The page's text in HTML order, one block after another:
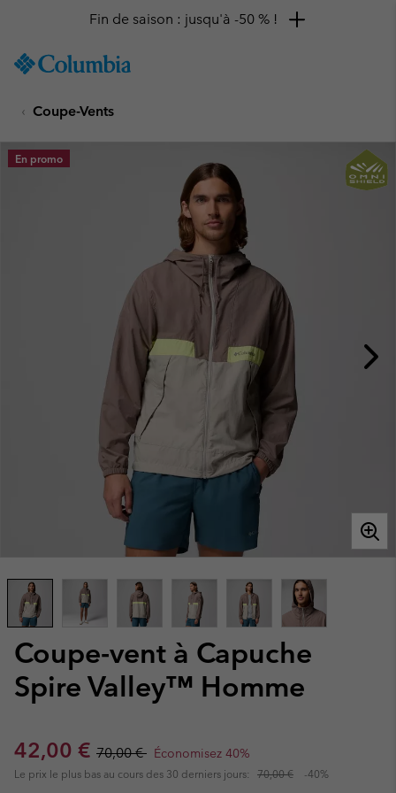
TO
SKIP
MAIN
NAV
Fin de saison : jusqu'à -50 % !
Coupe-Vents
Coupe-vent à Capuche
Spire Valley™ Homme
Sale price:
42,00 € Regular price:
70,00 € Économisez 40%
Le prix le plus bas au cours des 30 derniers jours: 70,00 € -40%
En promo